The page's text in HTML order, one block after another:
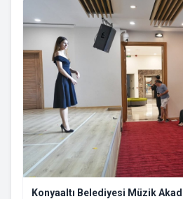
Konyaaltı Belediyesi Müzik